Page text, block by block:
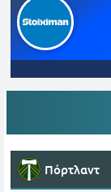
Πόρτλαντ